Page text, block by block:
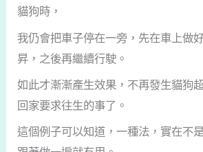
貓狗時，
我仍會把車子停在一旁，先在車上做
昇，之後再繼續行駛。
如此才漸漸產生效果，不再發生貓狗
回家要求往生的事了。
這個例子可以知道，一種法，實在不